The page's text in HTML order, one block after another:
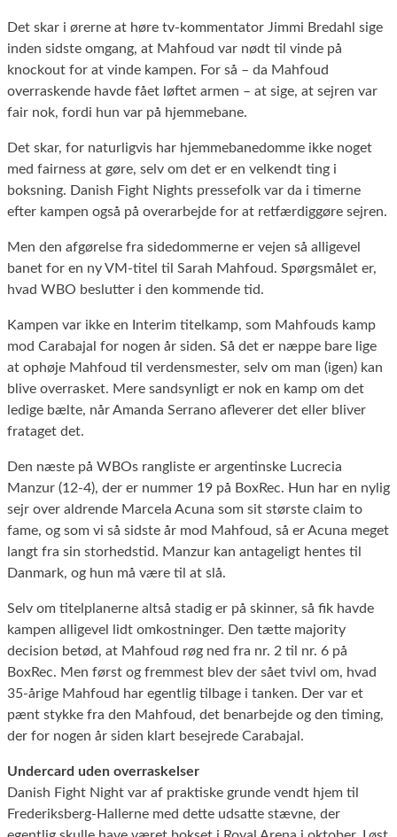
Det skar i ørerne at høre tv-kommentator Jimmi Bredahl sige
inden sidste omgang, at Mahfoud var nødt til vinde på
knockout for at vinde kampen. For så – da Mahfoud
overraskende havde fået løftet armen – at sige, at sejren var
fair nok, fordi hun var på hjemmebane.
Det skar, for naturligvis har hjemmebanedomme ikke noget
med fairness at gøre, selv om det er en velkendt ting i
boksning. Danish Fight Nights pressefolk var da i timerne
efter kampen også på overarbejde for at retfærdiggøre sejren.
Men den afgørelse fra sidedommerne er vejen så alligevel
banet for en ny VM-titel til Sarah Mahfoud. Spørgsmålet er,
hvad WBO beslutter i den kommende tid.
Kampen var ikke en Interim titelkamp, som Mahfouds kamp
mod Carabajal for nogen år siden. Så det er næppe bare lige
at ophøje Mahfoud til verdensmester, selv om man (igen) kan
blive overrasket. Mere sandsynligt er nok en kamp om det
ledige bælte, når Amanda Serrano afleverer det eller bliver
frataget det.
Den næste på WBOs rangliste er argentinske Lucrecia
Manzur (12-4), der er nummer 19 på BoxRec. Hun har en nylig
sejr over aldrende Marcela Acuna som sit største claim to
fame, og som vi så sidste år mod Mahfoud, så er Acuna meget
langt fra sin storhedstid. Manzur kan antageligt hentes til
Danmark, og hun må være til at slå.
Selv om titelplanerne altså stadig er på skinner, så fik havde
kampen alligevel lidt omkostninger. Den tætte majority
decision betød, at Mahfoud røg ned fra nr. 2 til nr. 6 på
BoxRec. Men først og fremmest blev der sået tvivl om, hvad
35-årige Mahfoud har egentlig tilbage i tanken. Der var et
pænt stykke fra den Mahfoud, det benarbejde og den timing,
der for nogen år siden klart besejrede Carabajal.
Undercard uden overraskelser
Danish Fight Night var af praktiske grunde vendt hjem til
Frederiksberg-Hallerne med dette udsatte stævne, der